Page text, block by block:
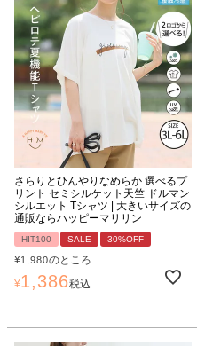
さらりとひんやりなめらか 選べるプ
リント セミシルケット天竺 ドルマン
シルエット Tシャツ | 大きいサイズの
通販ならハッピーマリリン
HIT100 SALE 30%OFF
¥1,980のところ
¥1,386税込